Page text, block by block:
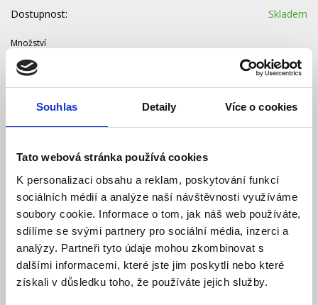
Souhlas Detaily Více o cookies
Tato webová stránka používá cookies
K personalizaci obsahu a reklam, poskytování funkcí
sociálních médií a analýze naší návštěvnosti využíváme
soubory cookie. Informace o tom, jak náš web používáte,
sdílíme se svými partnery pro sociální média, inzerci a
analýzy. Partneři tyto údaje mohou zkombinovat s
dalšími informacemi, které jste jim poskytli nebo které
získali v důsledku toho, že používáte jejich služby.
Dostupnost:
Skladem
Množství
Do košíku
Popis
Specifikace
Ke stažení (1)
Stolní pracovní úsporná LED lampa FK-LEDLAMAX o